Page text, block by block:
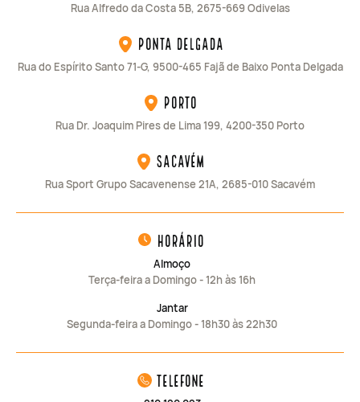
Rua Alfredo da Costa 5B, 2675-669 Odivelas
Ponta Delgada
Rua do Espírito Santo 71-G, 9500-465 Fajã de Baixo Ponta Delgada
Porto
Rua Dr. Joaquim Pires de Lima 199, 4200-350 Porto
Sacavém
Rua Sport Grupo Sacavenense 21A, 2685-010 Sacavém
horário
Almoço
Terça-feira a Domingo - 12h às 16h
Jantar
Segunda-feira a Domingo - 18h30 às 22h30
telefone